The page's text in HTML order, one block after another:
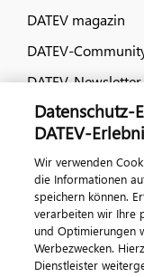
DATEV magazin
DATEV-
DATEV-Newsletter
Datenschutz-
DATEV-
Wir verwenden
die Informationen
speichern können.
verarbeiten wir Ihre
und Optimierungen
Werbezwecken.
Dienstleister